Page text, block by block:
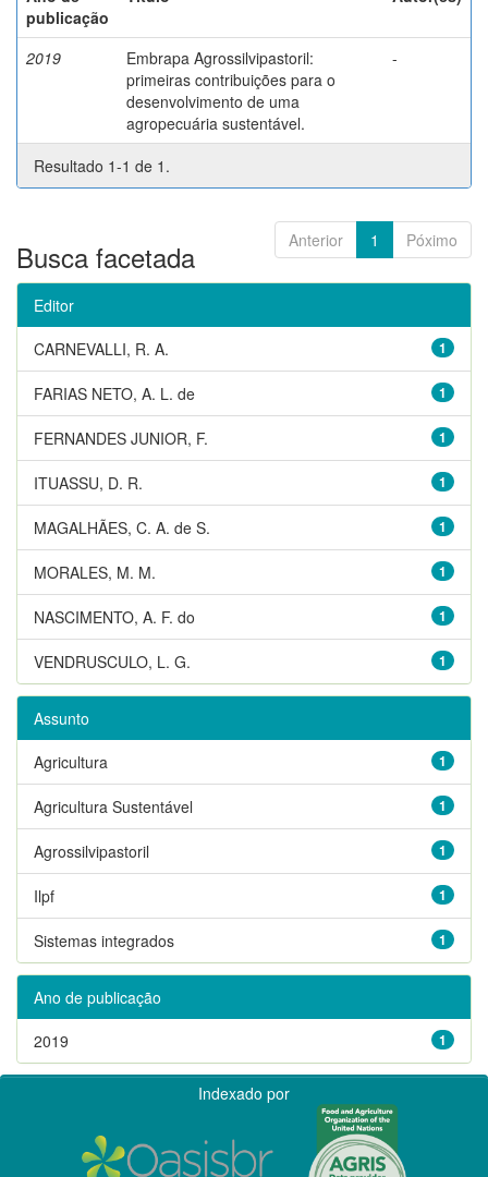
publicação
2019
Embrapa Agrossilvipastoril:
primeiras contribuições para o
desenvolvimento de uma
agropecuária sustentável.
-
Resultado 1-1 de 1.
Anterior 1 Póximo
Busca facetada
Editor
1
CARNEVALLI, R. A.
1
FARIAS NETO, A. L. de
1
FERNANDES JUNIOR, F.
1
ITUASSU, D. R.
1
MAGALHÃES, C. A. de S.
1
MORALES, M. M.
1
NASCIMENTO, A. F. do
1
VENDRUSCULO, L. G.
Assunto
1
Agricultura
1
Agricultura Sustentável
1
Agrossilvipastoril
1
Ilpf
1
Sistemas integrados
Ano de publicação
1
2019
Indexado por